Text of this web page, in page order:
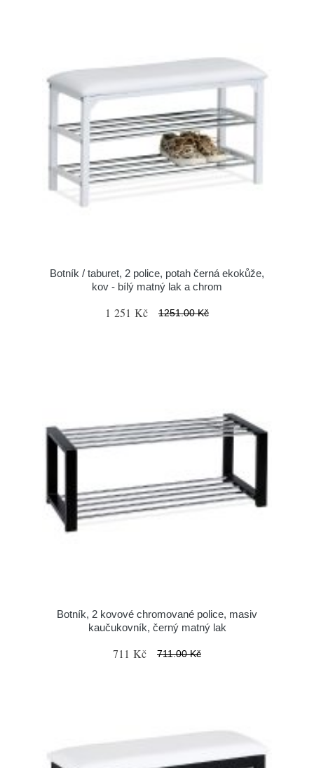
Botník / taburet, 2 police, potah černá ekokůže,
kov - bílý matný lak a chrom
1 251 Kč 1251.00 Kč
Botník, 2 kovové chromované police, masiv
kaučukovník, černý matný lak
711 Kč 711.00 Kč